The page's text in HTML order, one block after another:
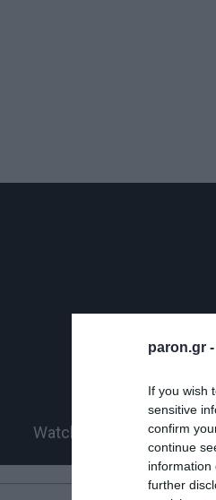
paron.gr -
If you wish
sensitive
confirm
continue
information
further